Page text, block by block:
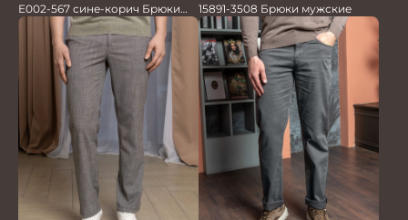
Е002-567 сине-корич Брюки
мужские
15891-3508 Брюки мужские